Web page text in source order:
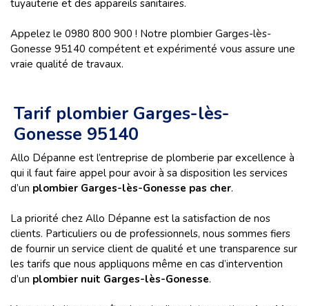
tuyauterie et des appareils sanitaires.
Appelez le 0980 800 900 ! Notre plombier Garges-lès-
Gonesse 95140 compétent et expérimenté vous assure une
vraie qualité de travaux.
Tarif plombier Garges-lès-
Gonesse 95140
Allo Dépanne est l’entreprise de plomberie par excellence à
qui il faut faire appel pour avoir à sa disposition les services
d’un plombier Garges-lès-Gonesse pas cher.
La priorité chez Allo Dépanne est la satisfaction de nos
clients. Particuliers ou de professionnels, nous sommes fiers
de fournir un service client de qualité et une transparence sur
les tarifs que nous appliquons même en cas d’intervention
d’un plombier nuit Garges-lès-Gonesse.